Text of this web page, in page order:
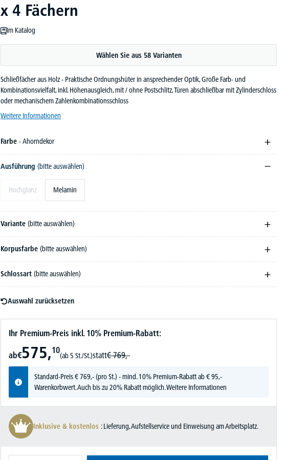
x 4 Fächern
Im Katalog
Wählen Sie aus 58 Varianten
Schließfächer aus Holz - Praktische Ordnungshüter in ansprechender Optik, Große Farb- und
Kombinationsvielfalt, inkl. Höhenausgleich, mit / ohne Postschlitz, Türen abschließbar mit Zylinderschloss
oder mechanischem Zahlenkombinationsschloss
Weitere Informationen
Farbe - Ahorndekor
Ausführung (bitte auswählen)
Hochglanz Melamin
Variante (bitte auswählen)
Korpusfarbe (bitte auswählen)
Schlossart (bitte auswählen)
Auswahl zurücksetzen
Ihr Premium-Preis inkl. 10% Premium-Rabatt:
ab€575,10
(ab 5 St./St.)statt€ 769,-
Standard-Preis€769,-(pro St.) - mind. 10% Premium-Rabatt ab € 95,-
Warenkorbwert. Auch bis zu 20% Rabatt möglich.Weitere Informationen
Inklusive & kostenlos : Lieferung, Aufstellservice und Einweisung am Arbeitsplatz.